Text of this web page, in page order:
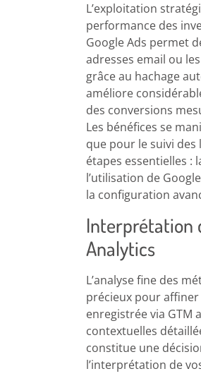
L’exploitation
performance des
Google Ads permet
adresses email ou
grâce au hachage
améliore
des conversions
Les bénéfices se
que pour le suivi
étapes essentielles :
l’utilisation de
la configuration
Interprétation
Analytics
L’analyse fine des
précieux pour
enregistrée via GTM
contextuelles
constitue une
l’interprétation de